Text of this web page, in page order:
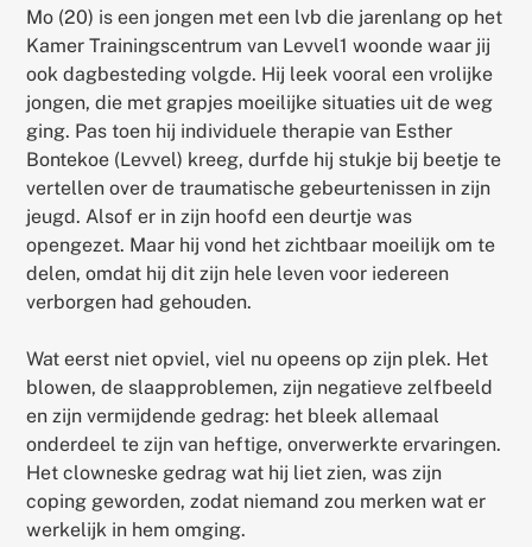
Mo (20) is een jongen met een lvb die jarenlang op het
Kamer Trainingscentrum van Levvel1 woonde waar jij
ook dagbesteding volgde. Hij leek vooral een vrolijke
jongen, die met grapjes moeilijke situaties uit de weg
ging. Pas toen hij individuele therapie van Esther
Bontekoe (Levvel) kreeg, durfde hij stukje bij beetje te
vertellen over de traumatische gebeurtenissen in zijn
jeugd. Alsof er in zijn hoofd een deurtje was
opengezet. Maar hij vond het zichtbaar moeilijk om te
delen, omdat hij dit zijn hele leven voor iedereen
verborgen had gehouden.
Wat eerst niet opviel, viel nu opeens op zijn plek. Het
blowen, de slaapproblemen, zijn negatieve zelfbeeld
en zijn vermijdende gedrag: het bleek allemaal
onderdeel te zijn van heftige, onverwerkte ervaringen.
Het clowneske gedrag wat hij liet zien, was zijn
coping geworden, zodat niemand zou merken wat er
werkelijk in hem omging.